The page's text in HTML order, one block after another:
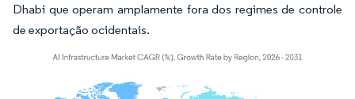
Dhabi que operam amplamente fora dos regimes de controle
de exportação ocidentais.